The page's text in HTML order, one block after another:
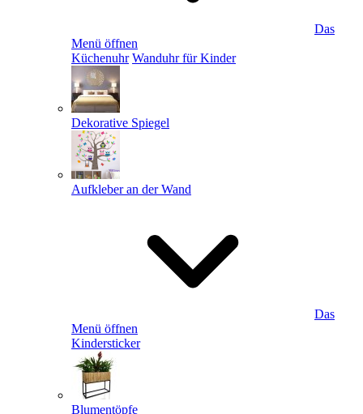
Das
Menü öffnen
Küchenuhr Wanduhr für Kinder
Dekorative Spiegel
Aufkleber an der Wand
Das
Menü öffnen
Kindersticker
Blumentöpfe